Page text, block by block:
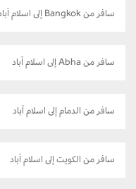
سافر من Bangkok إلى اسلام آباد
سافر من Abha إلى اسلام آباد
سافر من الدمام إلى اسلام آباد
سافر من الكويت إلى اسلام آباد